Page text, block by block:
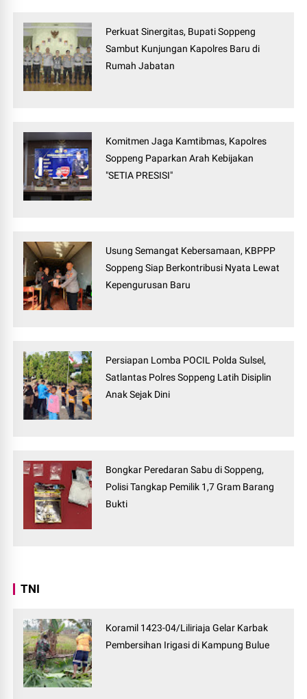
Perkuat Sinergitas, Bupati Soppeng
Sambut Kunjungan Kapolres Baru di
Rumah Jabatan
Komitmen Jaga Kamtibmas, Kapolres
Soppeng Paparkan Arah Kebijakan
"SETIA PRESISI"
Usung Semangat Kebersamaan, KBPPP
Soppeng Siap Berkontribusi Nyata Lewat
Kepengurusan Baru
Persiapan Lomba POCIL Polda Sulsel,
Satlantas Polres Soppeng Latih Disiplin
Anak Sejak Dini
Bongkar Peredaran Sabu di Soppeng,
Polisi Tangkap Pemilik 1,7 Gram Barang
Bukti
TNI
Koramil 1423-04/Liliriaja Gelar Karbak
Pembersihan Irigasi di Kampung Bulue